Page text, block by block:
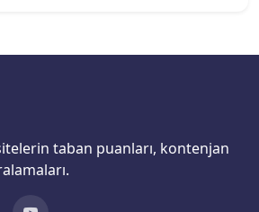
taban puanları, kontenjan